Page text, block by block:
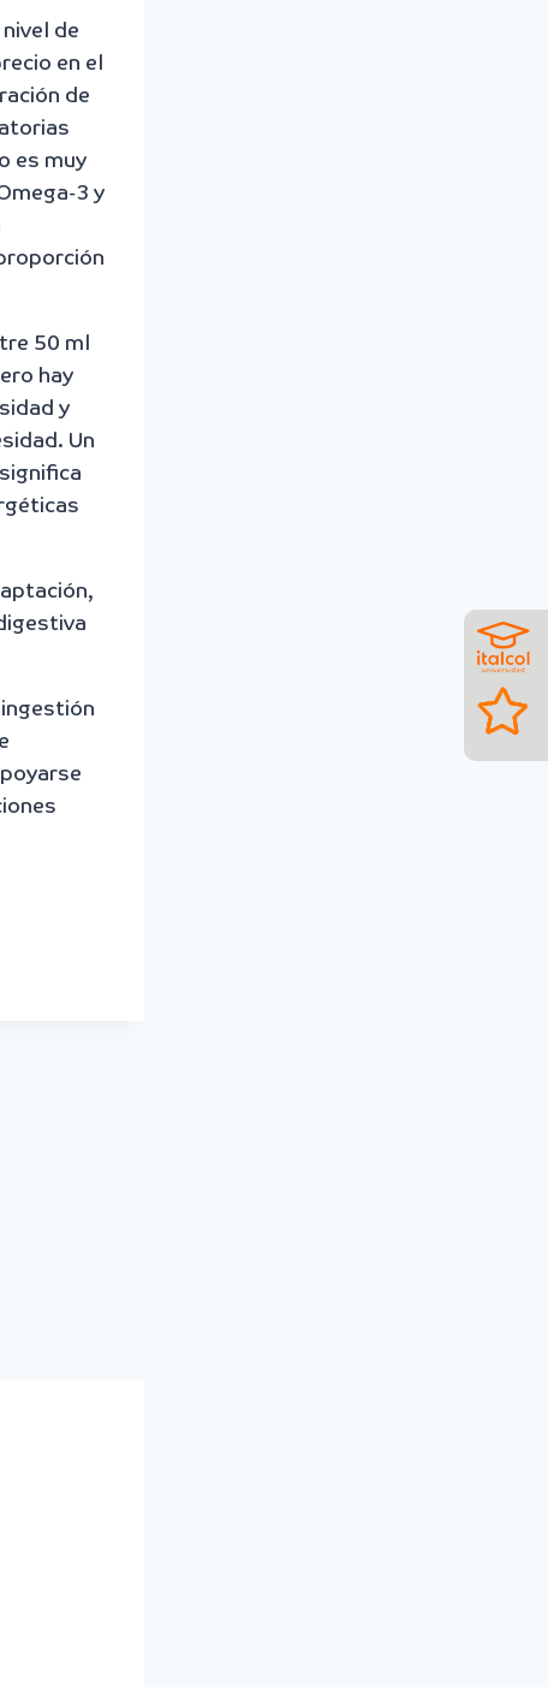
de
en el
de
es muy
3 y
50 ml
hay
y
Un